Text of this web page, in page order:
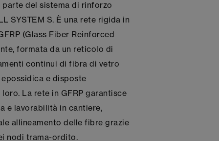
parte del sistema di rinforzo
SYSTEM S. È una rete rigida in
(Glass Fiber Reinforced
formata da un reticolo di
continui di fibra di vetro
e disposte
La rete in GFRP garantisce
e lavorabilità in cantiere,
allineamento delle fibre grazie
nodi trama-ordito.